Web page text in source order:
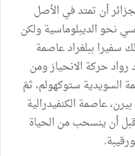
أن تمتد في الأصل
نحو الديبلوماسية ولكن
سفيرا ببلغراد عاصمة
حركة الانحياز ومن
السويدية ستوكهولم، ثمّ
عاصمة الكنفيدرالية
أن ينسحب من الحياة